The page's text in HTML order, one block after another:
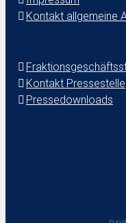
Kontakt allgemeine
Kontakt Pressestelle
Pressedownloads